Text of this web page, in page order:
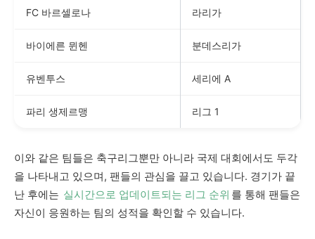
FC 바르셀로나 라리가
바이에른 뮌헨 분데스리가
유벤투스 세리에 A
파리 생제르맹 리그 1
이와 같은 팀들은 축구리그뿐만 아니라 국제 대회에서도 두각
을 나타내고 있으며, 팬들의 관심을 끌고 있습니다. 경기가 끝
난 후에는 실시간으로 업데이트되는 리그 순위 를 통해 팬들은
자신이 응원하는 팀의 성적을 확인할 수 있습니다.